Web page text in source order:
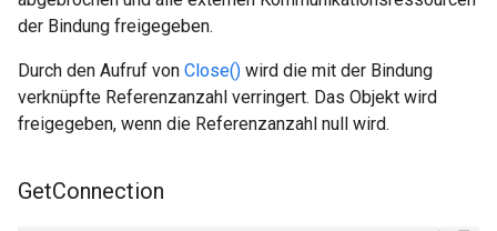
der Bindung freigegeben.
Durch den Aufruf von Close() wird die mit der Bindung
verknüpfte Referenzanzahl verringert. Das Objekt wird
freigegeben, wenn die Referenzanzahl null wird.
GetConnection